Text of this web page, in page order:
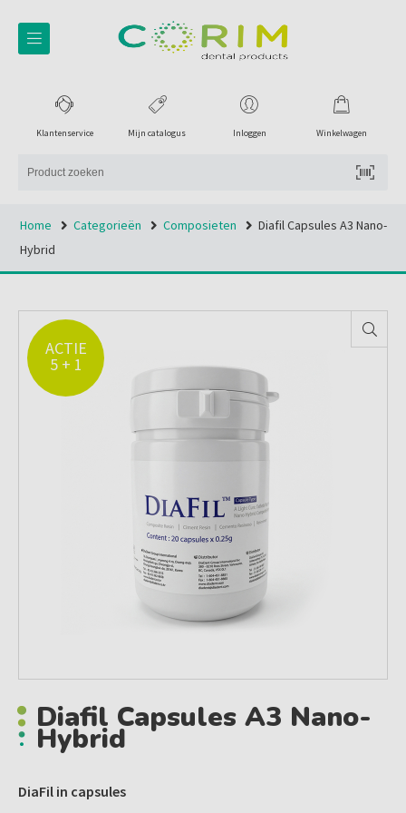
Winkelwagen
Inloggen
Mijn catalogus
Klantenservice
Home Categorieën Composieten
Diafil Capsules A3 Nano-
Hybrid
ACTIE
5 + 1
Diafil Capsules A3 Nano-
Hybrid
DiaFil in capsules